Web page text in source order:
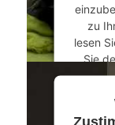
zu
lesen
Sie